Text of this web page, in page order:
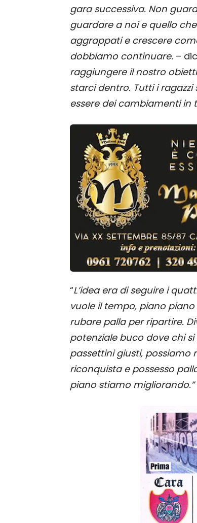
gara successiva. Non
guardare a noi e quello
aggrappati e crescere
dobbiamo continuare. –
raggiungere il nostro
starci dentro. Tutti i
essere dei cambiamenti in
“L’idea era di seguire i
vuole il tempo, piano
rubare palla per ripartire.
potenziale buco dove chi
passettini giusti, possiamo
riconquista e possesso
piano stiamo migliorando.”